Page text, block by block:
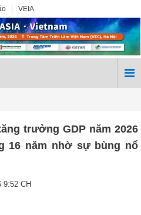
VEIA
trưởng GDP năm 2026
16 năm nhờ sự bùng nổ
9:52 CH